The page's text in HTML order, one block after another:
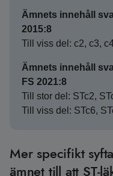
Ämnets innehåll
2015:8
Till viss del: c2, c3,
Ämnets innehåll
FS 2021:8
Till stor del: STc2,
Till viss del: STc6,
Mer specifikt
ämnet till att ST-